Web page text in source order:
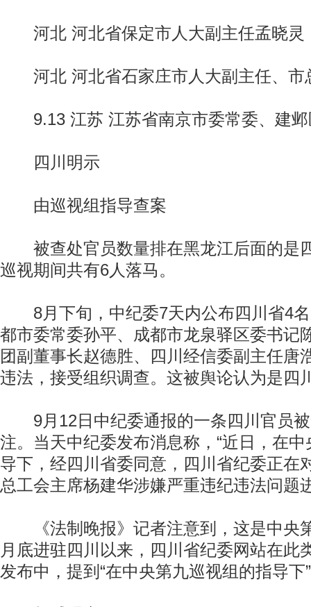
河北 河北省保定市人大副主任孟晓灵
河北 河北省石家庄市人大副主任、市
9.13 江苏 江苏省南京市委常委、建邺
四川明示
由巡视组指导查案
被查处官员数量排在黑龙江后面的是
巡视期间共有6人落马。
8月下旬，中纪委7天内公布四川省4名
都市委常委孙平、成都市龙泉驿区委书记
团副董事长赵德胜、四川经信委副主任唐
违法，接受组织调查。这被舆论认为是四
9月12日中纪委通报的一条四川官员被
注。当天中纪委发布消息称，“近日，在
导下，经四川省委同意，四川省纪委正在
总工会主席杨建华涉嫌严重违纪违法问题
《法制晚报》记者注意到，这是中央
月底进驻四川以来，四川省纪委网站在此
发布中，提到“在中央第九巡视组的指导下